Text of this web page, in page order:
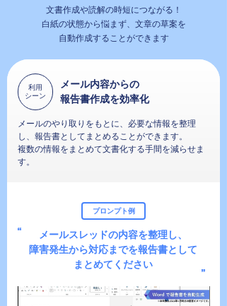
文書作成や読解の時短につながる！
白紙の状態から悩まず、文章の草案を
自動作成することができます
利用
シーン
メール内容からの
報告書作成を効率化
メールのやり取りをもとに、必要な情報を整理
し、報告書としてまとめることができます。
複数の情報をまとめて文書化する手間を減らせま
す。
プロンプト例
メールスレッドの内容を整理し、
障害発生から対応までを報告書として
まとめてください